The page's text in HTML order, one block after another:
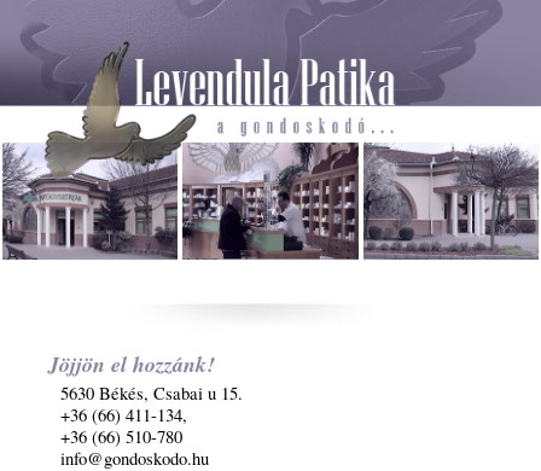
Jöjjön el hozzánk!
5630 Békés, Csabai u 15.
+36 (66) 411-134,
+36 (66) 510-780
info@gondoskodo.hu